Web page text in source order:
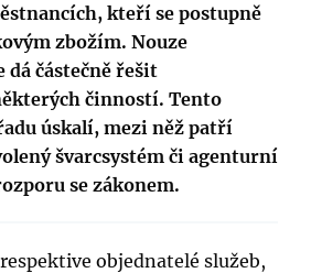
kteří se postupně
zbožím. Nouze
dá částečně řešit
činností. Tento
úskalí, mezi něž patří
švarcsystém či agenturní
se zákonem.
objednatelé služeb,